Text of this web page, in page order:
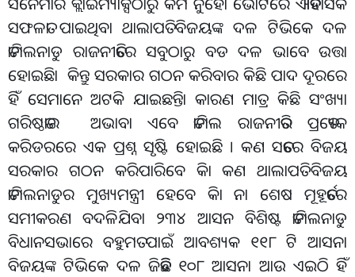
ସଫଳତା ପାଇଥିବା ଥାଲାପତି ବିଜୟଙ୍କ ଦଳ ଟିଭିକେ ଦଳ
ତାମିଲନାଡୁ ରାଜନୀତିରେ ସବୁଠାରୁ ବଡ ଦଳ ଭାବେ ଉତ୍ତା
ହୋଇଛିା କିନ୍ତୁ ସରକାର ଗଠନ କରିବାର କିଛି ପାଦ ଦୂରରେ
ହିଁ ସେମାନେ ଅଟକି ଯାଇଛନ୍ତିା କାରଣ ମାତ୍ର କିଛି ସଂଖ୍ୟା
ଗରିଷ୍ଠତାର ଅଭାବା ଏବେ ତାମିଲ ରାଜନୀତିର ପ୍ରତ୍ୟେକ
କରିଡରରେ ଏକ ପ୍ରଶ୍ନ ସୃଷ୍ଟି ହୋଇଛି । କଣ ସତରେ ବିଜୟ
ସରକାର ଗଠନ କରିପାରିବେ କିା କଣ ଥାଲାପତି ବିଜୟ
ତାମିଲନାଡୁର ମୁଖ୍ୟମନ୍ତ୍ରୀ ହେବେ କିା ନା ଶେଷ ମୂହୂର୍ତରେ
ସମୀକରଣ ବଦଳିଯିବା ୨୩୪ ଆସନ ବିଶିଷ୍ଟ ତାମିଲନାଡୁ
ବିଧାନସଭାରେ ବହୁମତ ପାଇଁ ଆବଶ୍ୟକ ୧୧୮ ଟି ଆସନା
ବିଜୟଙ୍କ ଟିଭିକେ ଦଳ ଜିତିଛି ୧୦୮ ଆସନା ଆଉ ଏଇଠି ହିଁ